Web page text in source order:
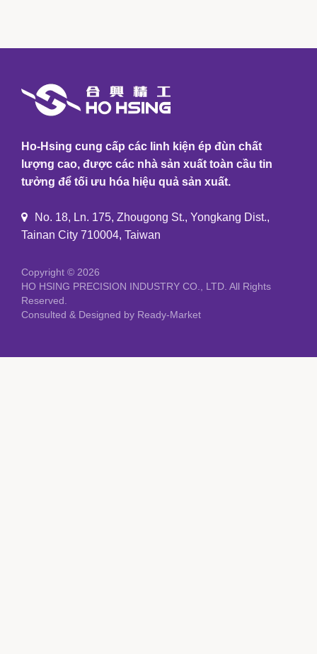
Ho-Hsing cung cấp các linh kiện ép đùn chất
lượng cao, được các nhà sản xuất toàn cầu tin
tưởng để tối ưu hóa hiệu quả sản xuất.
No. 18, Ln. 175, Zhougong St., Yongkang Dist.,
Tainan City 710004, Taiwan
Copyright © 2026
HO HSING PRECISION INDUSTRY CO., LTD. All Rights
Reserved.
Consulted & Designed by Ready-Market